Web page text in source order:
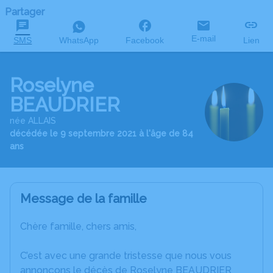
Partager
SMS WhatsApp Facebook E-mail Lien
Roselyne
BEAUDRIER
née ALLAIS
décédée le 9 septembre 2021 à l'âge de 84
ans
Message de la famille
Chère famille, chers amis,
C’est avec une grande tristesse que nous vous
annonçons le décès de Roselyne BEAUDRIER